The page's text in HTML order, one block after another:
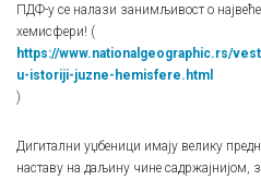
ПДФ-у се налази занимљивост о
хемисфери! (
https://www.nationalgeographic.rs/
u-istoriji-juzne-hemisfere.html
)
Дигитални уџбеници имају велику
наставу на даљину чине